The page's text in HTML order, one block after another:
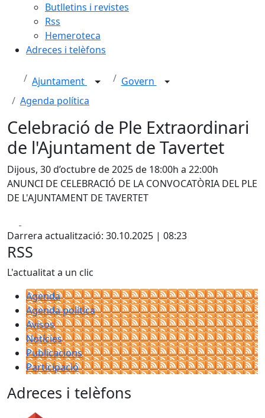
Butlletins i revistes
Rss
Hemeroteca
Adreces i telèfons
Ajuntament
Govern
Agenda política
Celebració de Ple Extraordinari
de l'Ajuntament de Tavertet
Dijous, 30 d’octubre de 2025 de 18:00h a 22:00h
ANUNCI DE CELEBRACIÓ DE LA CONVOCATÒRIA DEL PLE
DE L'AJUNTAMENT DE TAVERTET
Darrera actualització: 30.10.2025 | 08:23
RSS
L'actualitat a un clic
Agenda
Agenda política
Avisos
Notícies
Publicacions
Participació
Adreces i telèfons